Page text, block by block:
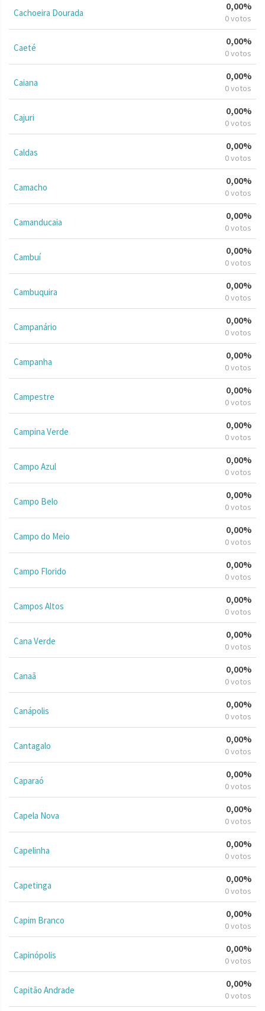
Cachoeira Dourada
0,00%
0 votos
Caeté
0,00%
0 votos
Caiana
0,00%
0 votos
Cajuri
0,00%
0 votos
Caldas
0,00%
0 votos
Camacho
0,00%
0 votos
Camanducaia
0,00%
0 votos
Cambuí
0,00%
0 votos
Cambuquira
0,00%
0 votos
Campanário
0,00%
0 votos
Campanha
0,00%
0 votos
Campestre
0,00%
0 votos
Campina Verde
0,00%
0 votos
Campo Azul
0,00%
0 votos
Campo Belo
0,00%
0 votos
Campo do Meio
0,00%
0 votos
Campo Florido
0,00%
0 votos
Campos Altos
0,00%
0 votos
Cana Verde
0,00%
0 votos
Canaã
0,00%
0 votos
Canápolis
0,00%
0 votos
Cantagalo
0,00%
0 votos
Caparaó
0,00%
0 votos
Capela Nova
0,00%
0 votos
Capelinha
0,00%
0 votos
Capetinga
0,00%
0 votos
Capim Branco
0,00%
0 votos
Capinópolis
0,00%
0 votos
Capitão Andrade
0,00%
0 votos